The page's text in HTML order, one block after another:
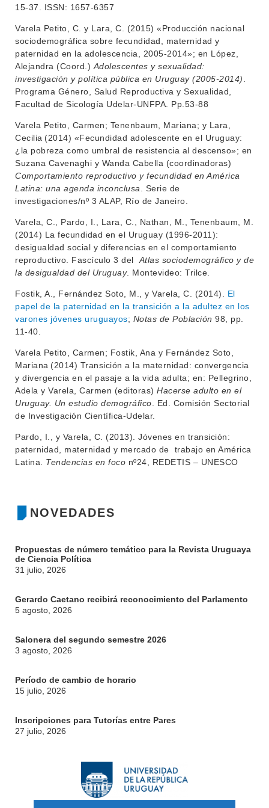
CONTACTO
NOVEDADES
Propuestas de número temático para la Revista Uruguaya
de Ciencia Política
31 julio, 2026
Gerardo Caetano recibirá reconocimiento del Parlamento
5 agosto, 2026
Salonera del segundo semestre 2026
3 agosto, 2026
Período de cambio de horario
15 julio, 2026
Inscripciones para Tutorías entre Pares
27 julio, 2026
15-37. ISSN: 1657-6357
Varela Petito, C. y Lara, C. (2015) «Producción nacional
sociodemográfica sobre fecundidad, maternidad y
paternidad en la adolescencia, 2005-2014»; en López,
Alejandra (Coord.) Adolescentes y sexualidad:
investigación y política pública en Uruguay (2005-2014)
Programa Género, Salud Reproductiva y Sexualidad,
Facultad de Sicología Udelar-UNFPA. Pp.53-88
Varela Petito, Carmen; Tenenbaum, Mariana; y Lara,
Cecilia (2014) «Fecundidad adolescente en el Uruguay:
¿la pobreza como umbral de resistencia al descenso»; en
Suzana Cavenaghi y Wanda Cabella (coordinadoras)
Comportamiento reproductivo y fecundidad en América
Latina: una agenda inconclusa . Serie de
investigaciones/nº 3 ALAP, Río de Janeiro.
Varela, C., Pardo, I., Lara, C., Nathan, M., Tenenbaum, M.
(2014) La fecundidad en el Uruguay (1996-2011):
desigualdad social y diferencias en el comportamiento
reproductivo. Fascículo 3 del Atlas sociodemográfico y de
la desigualdad del Uruguay. Montevideo: Trilce.
Fostik, A., Fernández Soto, M., y Varela, C. (2014).
El
papel de la paternidad en la transición a la adultez en los
varones jóvenes uruguayos; Notas de Población 98, pp.
11-40.
Varela Petito, Carmen; Fostik, Ana y Fernández Soto,
Mariana (2014) Transición a la maternidad: convergencia
y divergencia en el pasaje a la vida adulta; en: Pellegrino,
Adela y Varela, Carmen (editoras) Hacerse adulto en el
Uruguay. Un estudio demográfico . Ed. Comisión Sectorial
de Investigación Científica-Udelar.
Pardo, I., y Varela, C. (2013). Jóvenes en transición:
paternidad, maternidad y mercado de trabajo en América
Latina. Tendencias en foco nº24, REDETIS – UNESCO